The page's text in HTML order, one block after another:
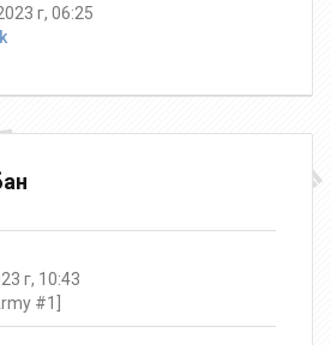
г, 06:25
г, 10:43
#1]